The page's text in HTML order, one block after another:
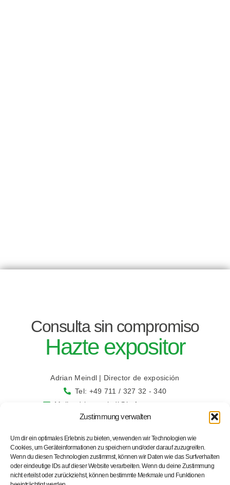
Zustimmung verwalten
Um dir ein optimales Erlebnis zu bieten, verwenden wir Technologien wie
Cookies, um Geräteinformationen zu speichern und/oder darauf zuzugreifen.
Wenn du diesen Technologien zustimmst, können wir Daten wie das Surfverhalten
oder eindeutige IDs auf dieser Website verarbeiten. Wenn du deine Zustimmung
nicht erteilst oder zurückziehst, können bestimmte Merkmale und Funktionen
Consulta sin compromiso
Hazte expositor
Adrian Meindl | Director de exposición
Tel: +49 711 / 327 32 - 340
Mail: adrian.meindl@bcf-congress.com